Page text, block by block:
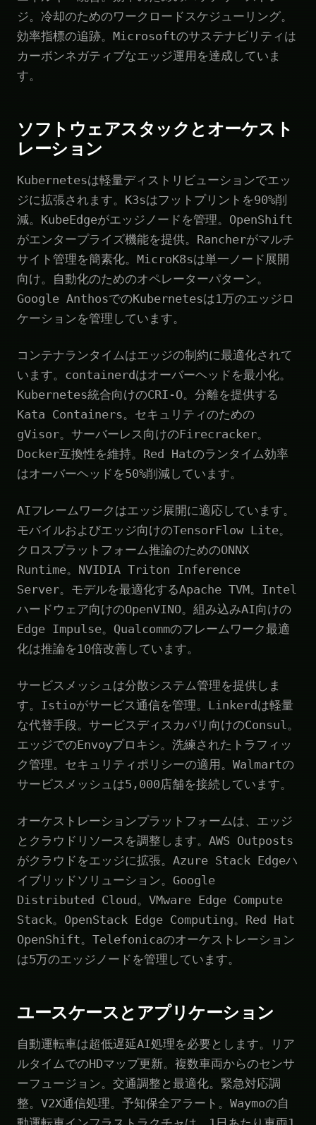
ジ。冷却のためのワークロードスケジューリング。
効率指標の追跡。Microsoftのサステナビリティは
カーボンネガティブなエッジ運用を達成していま
す。
ソフトウェアスタックとオーケスト
レーション
Kubernetesは軽量ディストリビューションでエッ
ジに拡張されます。K3sはフットプリントを90%削
減。KubeEdgeがエッジノードを管理。OpenShift
がエンタープライズ機能を提供。Rancherがマルチ
サイト管理を簡素化。MicroK8sは単一ノード展開
向け。自動化のためのオペレーターパターン。
Google AnthosでのKubernetesは1万のエッジロ
ケーションを管理しています。
コンテナランタイムはエッジの制約に最適化されて
います。containerdはオーバーヘッドを最小化。
Kubernetes統合向けのCRI-O。分離を提供する
Kata Containers。セキュリティのための
gVisor。サーバーレス向けのFirecracker。
Docker互換性を維持。Red Hatのランタイム効率
はオーバーヘッドを50%削減しています。
AIフレームワークはエッジ展開に適応しています。
モバイルおよびエッジ向けのTensorFlow Lite。
クロスプラットフォーム推論のためのONNX
Runtime。NVIDIA Triton Inference
Server。モデルを最適化するApache TVM。Intel
ハードウェア向けのOpenVINO。組み込みAI向けの
Edge Impulse。Qualcommのフレームワーク最適
化は推論を10倍改善しています。
サービスメッシュは分散システム管理を提供しま
す。Istioがサービス通信を管理。Linkerdは軽量
な代替手段。サービスディスカバリ向けのConsul。
エッジでのEnvoyプロキシ。洗練されたトラフィッ
ク管理。セキュリティポリシーの適用。Walmartの
サービスメッシュは5,000店舗を接続しています。
オーケストレーションプラットフォームは、エッジ
とクラウドリソースを調整します。AWS Outposts
がクラウドをエッジに拡張。Azure Stack Edgeハ
イブリッドソリューション。Google
Distributed Cloud。VMware Edge Compute
Stack。OpenStack Edge Computing。Red Hat
OpenShift。Telefonicaのオーケストレーション
は5万のエッジノードを管理しています。
ユースケースとアプリケーション
自動運転車は超低遅延AI処理を必要とします。リア
ルタイムでのHDマップ更新。複数車両からのセンサ
ーフュージョン。交通調整と最適化。緊急対応調
整。V2X通信処理。予知保全アラート。Waymoの自